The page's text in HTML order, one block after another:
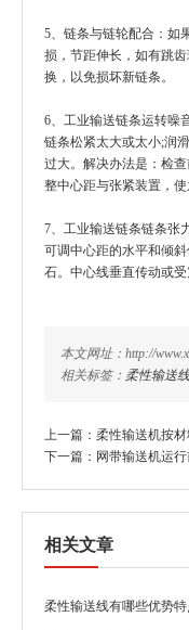
5、链条与链轮配合：如
损，节距伸长，如有跳
换，以免损坏新链条。
6、工业输送链条运转噪
链条松紧太大或太小;润
过大。解决办法是：检
整中心距与张紧装置，
7、工业输送链条链条张
可调中心距的水平和倾
石。中心线垂直传动或
本文网址：http://
相关标签： 柔性输送线
上一篇： 柔性输送机按
下一篇： 网带输送机运
相关文章
柔性输送线有哪些优势特